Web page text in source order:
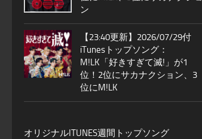
ン
【23:40更新】2026/07/29付
iTunesトップソング：
M!LK「好きすぎて滅!」が1
位！2位にサカナクション、3
位にM!LK
オリジナルITUNES週間トップソング